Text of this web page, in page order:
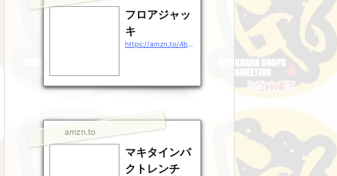
フロアジャッ
キ
amzn.to
マキタインパ
クトレンチ